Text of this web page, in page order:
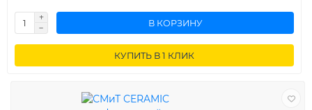
В КОРЗИНУ
КУПИТЬ В 1 КЛИК